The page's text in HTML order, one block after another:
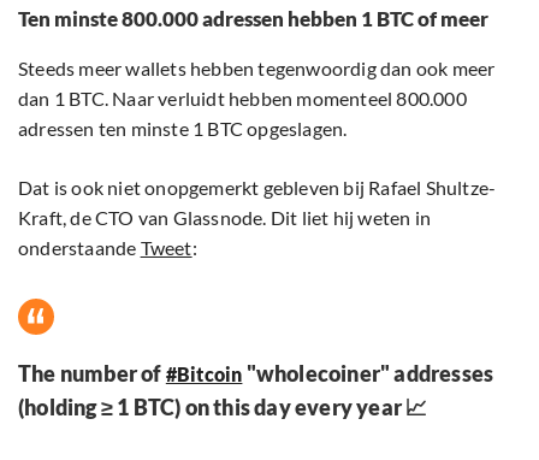
Ten minste 800.000 adressen hebben 1 BTC of meer
Steeds meer wallets hebben tegenwoordig dan ook meer
dan 1 BTC. Naar verluidt hebben momenteel 800.000
adressen ten minste 1 BTC opgeslagen.
Dat is ook niet onopgemerkt gebleven bij Rafael Shultze-
Kraft, de CTO van Glassnode. Dit liet hij weten in
onderstaande Tweet:
The number of #Bitcoin "wholecoiner" addresses
(holding ≥ 1 BTC) on this day every year 📈